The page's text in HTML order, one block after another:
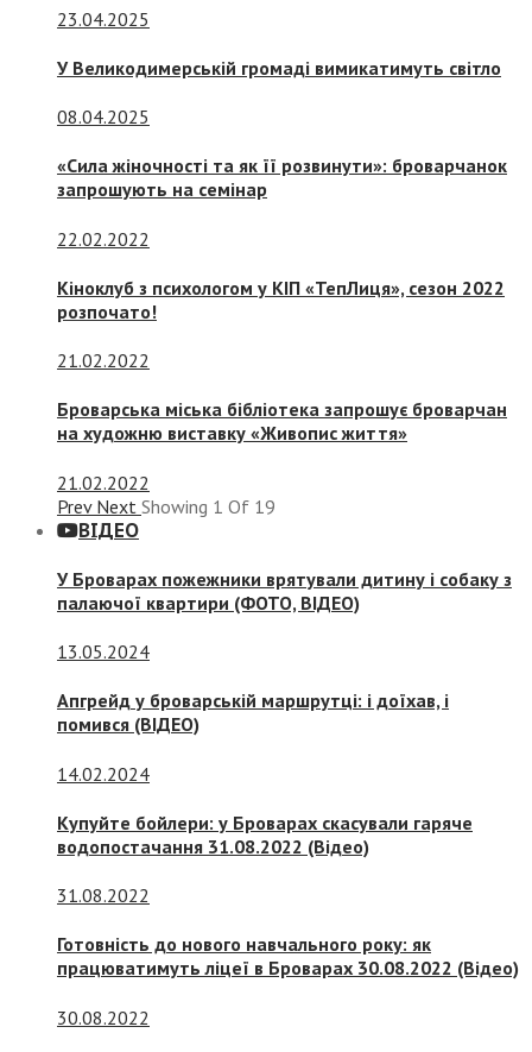
23.04.2025
У Великодимерській громаді вимикатимуть світло
08.04.2025
«Сила жіночності та як її розвинути»: броварчанок
запрошують на семінар
22.02.2022
Кіноклуб з психологом у КІП «ТепЛиця», сезон 2022
розпочато!
21.02.2022
Броварська міська бібліотека запрошує броварчан
на художню виставку «Живопис життя»
21.02.2022
Prev Next Showing 1 Of 19
ВІДЕО
У Броварах пожежники врятували дитину і собаку з
палаючої квартири (ФОТО, ВІДЕО)
13.05.2024
Апгрейд у броварській маршрутці: і доїхав, і
помився (ВІДЕО)
14.02.2024
Купуйте бойлери: у Броварах скасували гаряче
водопостачання 31.08.2022 (Відео)
31.08.2022
Готовність до нового навчального року: як
працюватимуть ліцеї в Броварах 30.08.2022 (Відео)
30.08.2022